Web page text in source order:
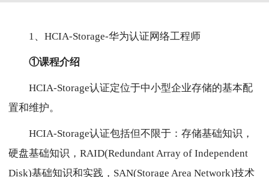
1、HCIA-Storage-华为认证网络工程师
①课程介绍
HCIA-Storage认证定位于中小型企业存储的基本配
置和维护。
HCIA-Storage认证包括但不限于：存储基础知识，
硬盘基础知识，RAID(Redundant Array of Independent
Disk)基础知识和实践，SAN(Storage Area Network)技术